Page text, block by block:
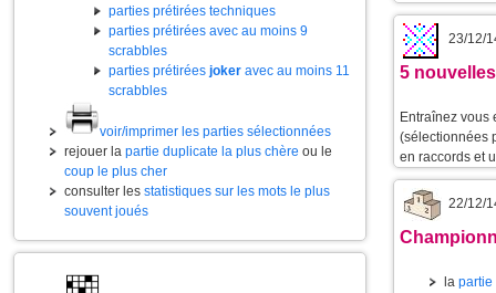
parties prétirées techniques
parties prétirées avec au moins 9
scrabbles
parties prétirées joker avec au moins 11
scrabbles
voir/imprimer les parties sélectionnées
rejouer la partie duplicate la plus chère ou le
coup le plus cher
consulter les statistiques sur les mots le plus
souvent joués
23/12/
5
Entraînez vous
(sélectionnées
en raccords et
22/12/
la partie